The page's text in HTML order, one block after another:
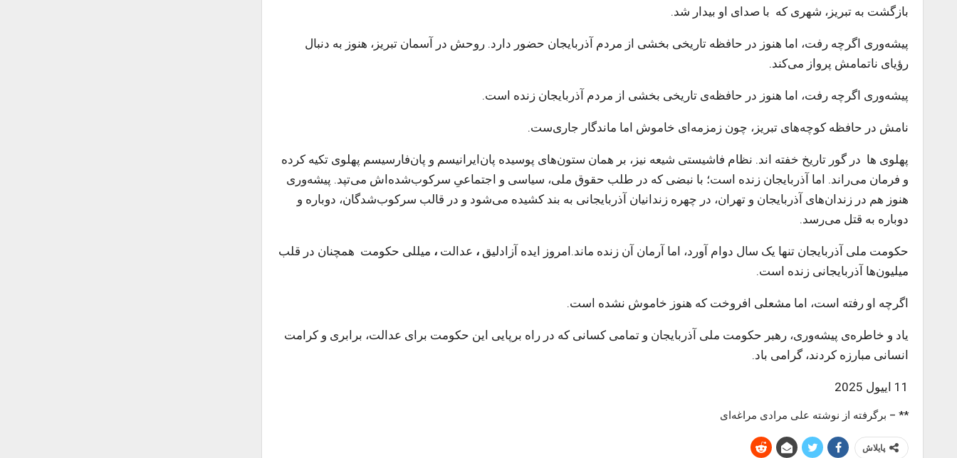
بازگشت به تبریز، شهری که با صدای او بیدار شد.
پیشه‌وری اگرچه رفت، اما هنوز در حافظه تاریخی بخشی از مردم آذربایجان حضور دارد. روحش در آسمان تبریز، هنوز به دنبال
رؤیای ناتمامش پرواز می‌کند.
پیشه‌وری اگرچه رفت، اما هنوز در حافظه‌ی تاریخی بخشی از مردم آذربایجان زنده است.
نامش در حافظه کوچه‌های تبریز، چون زمزمه‌ای خاموش اما ماندگار جاری‌ست.
پهلوی ها در گور تاریخ خفته اند. نظام فاشیستی شیعه نیز، بر همان ستون‌های پوسیده‌ پان‌ایرانیسم و پان‌فارسیسم پهلوی تکیه کرده
و فرمان می‌راند. اما آذربایجان زنده است؛ با نبضی که در طلب حقوق ملی، سیاسی و اجتماعیِ سرکوب‌شده‌اش می‌تپد. پیشه‌وری
هنوز هم در زندان‌های آذربایجان و تهران، در چهره‌ زندانیان آذربایجانی به بند کشیده می‌شود و در قالب سرکوب‌شدگان، دوباره و
دوباره به قتل می‌رسد.
حکومت ملی آذربایجان تنها یک سال دوام آورد، اما آرمان آن زنده ماند.امروز ایده آزادلیق ، عدالت ، میللی حکومت همچنان در قلب
میلیون‌ها آذربایجانی زنده است.
اگرچه او رفته است، اما مشعلی افروخت که هنوز خاموش نشده است.
یاد و خاطره‌ی پیشه‌وری، رهبر حکومت ملی آذربایجان و تمامی کسانی که در راه برپایی این حکومت برای عدالت، برابری و کرامت
انسانی مبارزه کردند، گرامی باد.
11 اییول 2025
** – برگرفته از نوشته علی مرادی مراغه‌ای
پایلاش